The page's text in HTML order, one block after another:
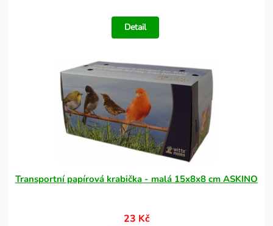
Detail
Transportní papírová krabička - malá 15x8x8 cm ASKINO
23 Kč